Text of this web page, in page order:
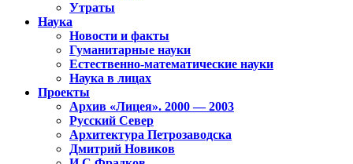
Утраты
Наука
Новости и факты
Гуманитарные науки
Естественно-математические науки
Наука в лицах
Проекты
Архив «Лицея». 2000 — 2003
Русский Север
Архитектура Петрозаводска
Дмитрий Новиков